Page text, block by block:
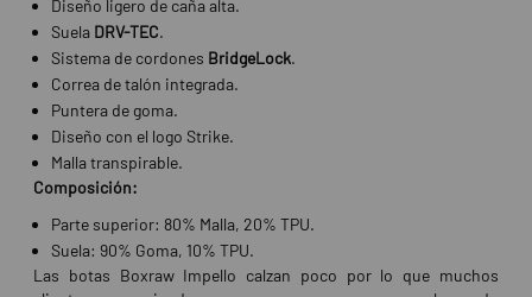
Diseño ligero de caña alta.
Suela DRV-TEC.
Sistema de cordones BridgeLock.
Correa de talón integrada.
Puntera de goma.
Diseño con el logo Strike.
Malla transpirable.
Composición:
Parte superior: 80% Malla, 20% TPU.
Suela: 90% Goma, 10% TPU.
Las botas Boxraw Impello calzan poco por lo que muchos